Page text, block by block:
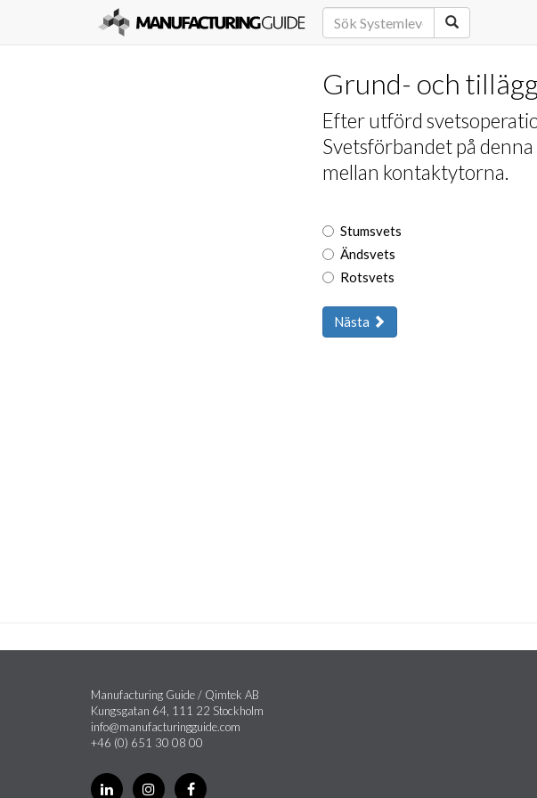
Grund- och
Efter utförd
Svetsförbandet på denna
mellan kontaktytorna.
Stumsvets
Ändsvets
Rotsvets
Nästa
Manufacturing Guide / Qimtek AB
Kungsgatan 64, 111 22 Stockholm
info@manufacturingguide.com
+46 (0) 651 30 08 00